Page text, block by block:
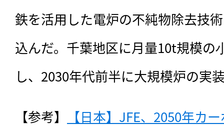
鉄を活用した電炉の不純物除去技
込んだ。千葉地区に月量10t規模の
し、2030年代前半に大規模炉の実
【参考】
【日本】JFE、2050年カ